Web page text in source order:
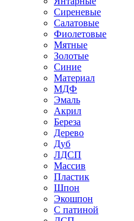
Сиреневые
Салатовые
Фиолетовые
Мятные
Золотые
Синие
Материал
МДФ
Эмаль
Акрил
Береза
Дерево
Дуб
ЛДСП
Массив
Пластик
Шпон
Экошпон
С патиной